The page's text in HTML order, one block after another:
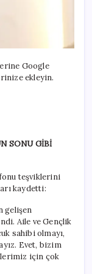
Google
ekleyin.
SONU GİBİ
teşviklerini
kaydetti:
gelişen
Aile ve Gençlik
sahibi olmayı,
Evet, bizim
için çok